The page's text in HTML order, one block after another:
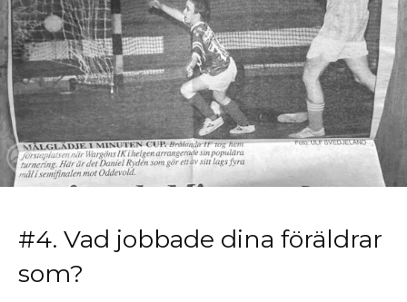
#4. Vad jobbade dina föräldrar
som?